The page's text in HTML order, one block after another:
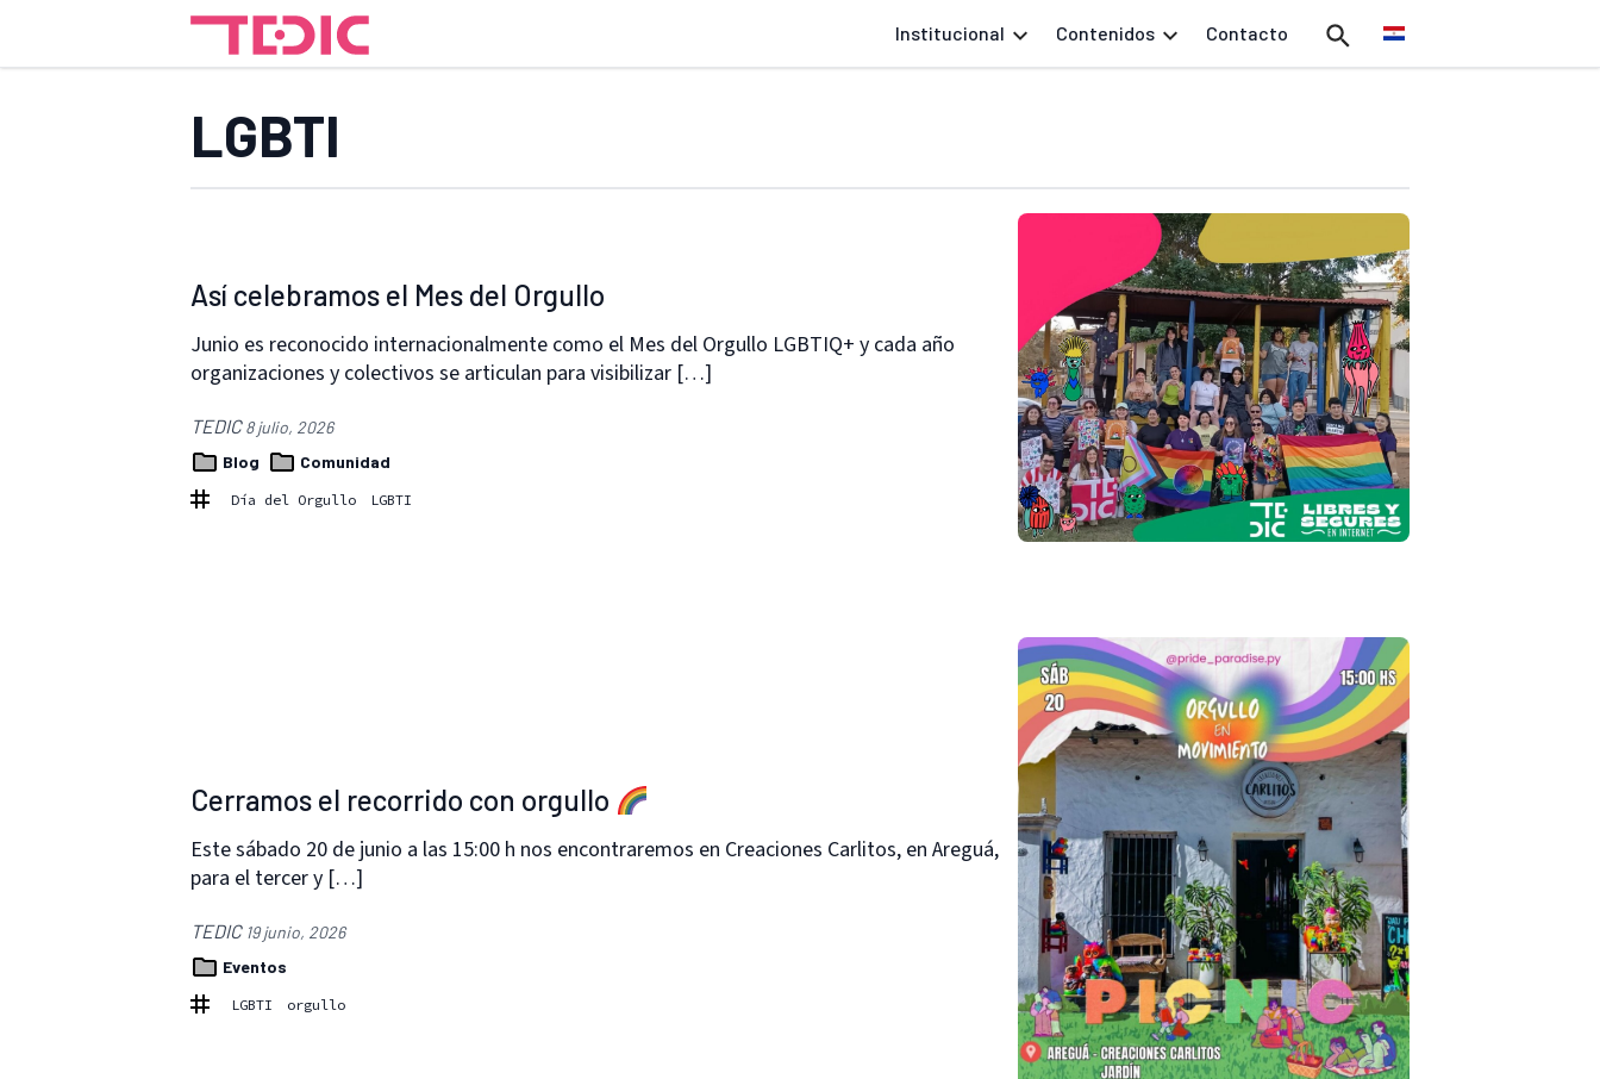
Institucional Contenidos Contacto
LGBTI
Así celebramos el Mes del Orgullo
Junio es reconocido internacionalmente como el Mes del Orgullo LGBTIQ+ y cada año
organizaciones y colectivos se articulan para visibilizar […]
TEDIC8 julio, 2026
Blog
Comunidad
Día del Orgullo LGBTI
Cerramos el recorrido con orgullo
Este sábado 20 de junio a las 15:00 h nos encontraremos en Creaciones Carlitos, en Areguá,
para el tercer y […]
TEDIC 19 junio, 2026
Eventos
LGBTI orgullo